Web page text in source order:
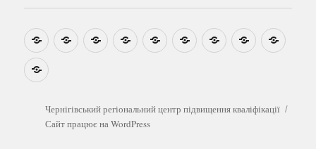
НовиниНавчально-
методичні
Ми
на
Звіти Про
центр
План
графік
Розумовські
зустрічі
Реєстрація
Які
безоплатні
можна
пройти
у
Чернігівський регіональний центр підвищення кваліфікації
Сайт працює на WordPress